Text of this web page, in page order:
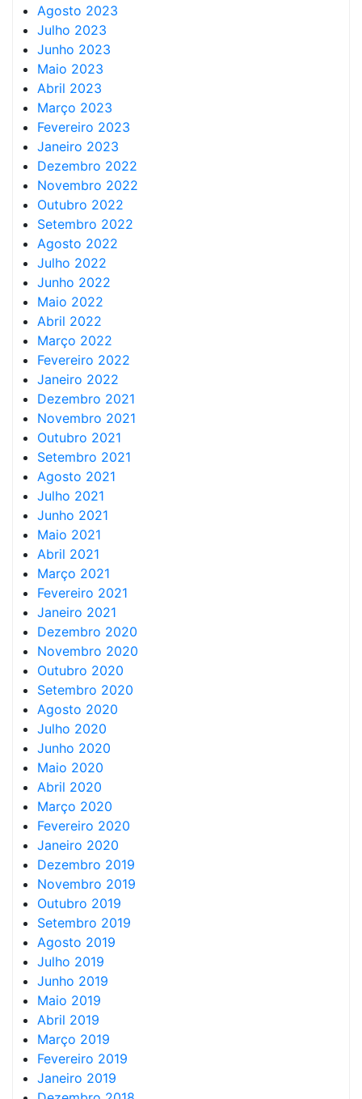
Agosto 2023
Julho 2023
Junho 2023
Maio 2023
Abril 2023
Março 2023
Fevereiro 2023
Janeiro 2023
Dezembro 2022
Novembro 2022
Outubro 2022
Setembro 2022
Agosto 2022
Julho 2022
Junho 2022
Maio 2022
Abril 2022
Março 2022
Fevereiro 2022
Janeiro 2022
Dezembro 2021
Novembro 2021
Outubro 2021
Setembro 2021
Agosto 2021
Julho 2021
Junho 2021
Maio 2021
Abril 2021
Março 2021
Fevereiro 2021
Janeiro 2021
Dezembro 2020
Novembro 2020
Outubro 2020
Setembro 2020
Agosto 2020
Julho 2020
Junho 2020
Maio 2020
Abril 2020
Março 2020
Fevereiro 2020
Janeiro 2020
Dezembro 2019
Novembro 2019
Outubro 2019
Setembro 2019
Agosto 2019
Julho 2019
Junho 2019
Maio 2019
Abril 2019
Março 2019
Fevereiro 2019
Janeiro 2019